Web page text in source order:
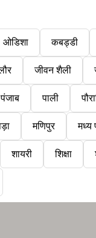
ओडिशा कबड्डी
जीवन शैली
पंजाब पाली
मणिपुर मध्य
शायरी शिक्षा